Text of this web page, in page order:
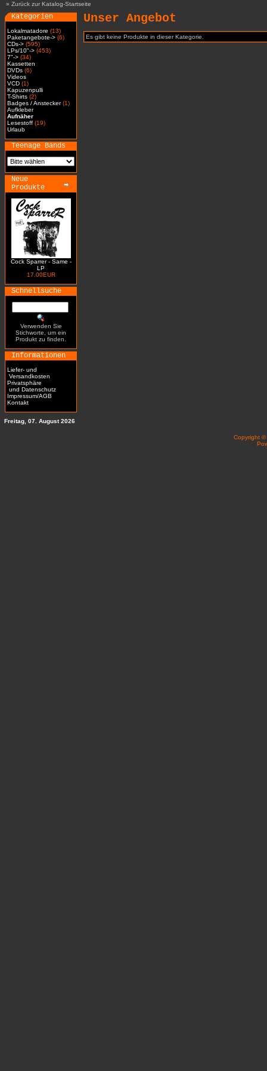
» Zurück zur Katalog-Startseite
Kategorien
Lokalmatadore (13)
Paketangebote-> (6)
CDs-> (595)
LPs/10"-> (453)
7"-> (34)
Kassetten
DVDs (6)
Videos
VCD (1)
Kapuzenpulli
T-Shirts (2)
Badges / Anstecker(1)
Aufkleber
Aufnäher
Lesestoff (19)
Urlaub
Teenage Bands
Neue
Produkte
Cock Sparrer - Same -
LP
17.00EUR
Schnellsuche
Verwenden Sie
Stichworte, um ein
Produkt zu finden.
Informationen
Liefer- und
Versandkosten
Privatsphäre
und Datenschutz
Impressum/AGB
Kontakt
Unser Angebot
Es gibt keine Produkte in dieser Kategorie.
Freitag, 07. August 2026
Copyright